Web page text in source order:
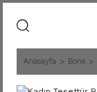
Anasayfa Bone